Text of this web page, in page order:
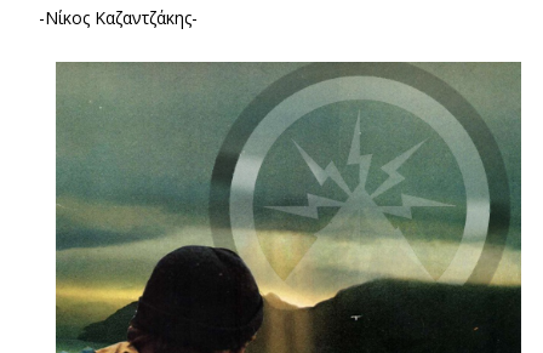
-Νίκος Καζαντζάκης-